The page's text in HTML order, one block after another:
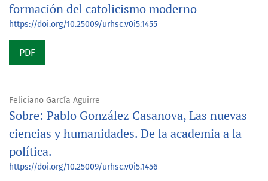
formación del catolicismo moderno
https://doi.org/10.25009/urhsc.v0i5.1455
PDF
Feliciano García Aguirre
Sobre: Pablo González Casanova, Las nuevas
ciencias y humanidades. De la academia a la
política.
https://doi.org/10.25009/urhsc.v0i5.1456